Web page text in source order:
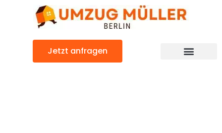
Jetzt anfragen